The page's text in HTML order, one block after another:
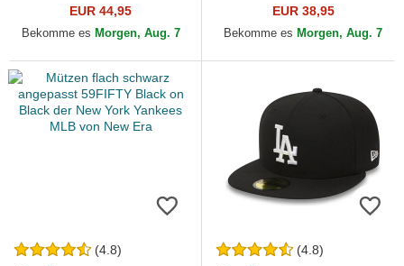
Core Combo The Farm
Goorin Bros.
EUR 44,95
Bekomme es Morgen, Aug. 7
York Yankees MLB von New
Era
EUR 38,95
Bekomme es Morgen, Aug. 7
(4.8) (4.8)